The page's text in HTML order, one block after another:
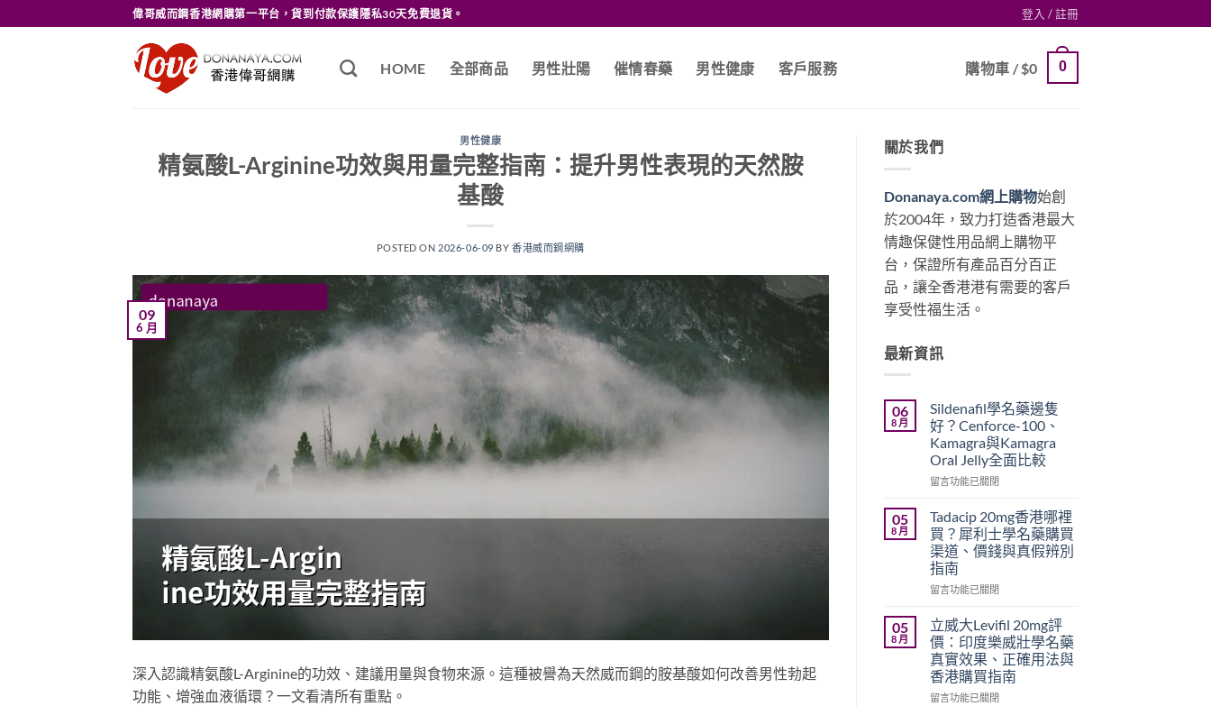
to
偉哥威而鋼香港網購第一平台，貨到付款保護隱私30天免費退貨。 登入 / 註冊
HOME 全部商品 男性壯陽 催情春藥 男性健康 客戶服務 購物車 /$0 0
男性健康
精氨酸L-Arginine功效與用量完整指南：提升男性表現的天然胺
基酸
POSTED ON 2026-06-09 BY香港威而鋼網購
09
6 月
深入認識精氨酸L-Arginine的功效、建議用量與食物來源。這種被譽為天然威而鋼的胺基酸如何改善男性勃起
功能、增強血液循環？一文看清所有重點。
關於我們
Donanaya.com網上購物始創
於2004年，致力打造香港最大
情趣保健性用品網上購物平
台，保證所有產品百分百正
品，讓全香港港有需要的客戶
享受性福生活。
最新資訊
06
8 月
Sildenafil學名藥邊隻
好？Cenforce-100、
Kamagra與Kamagra
Oral Jelly全面比較
在
學
名
藥
邊
隻
好？
100、
Kamagra
與
Kamagra
Oral
Jelly
留言功能已關閉
05
8 月
Tadacip 20mg香港哪裡
買？犀利士學名藥購買
渠道、價錢與真假辨別
指南
在
20mg
香
港
哪
裡
買？
留言功能已關閉
05
8 月
立威大Levifil 20mg評
價：印度樂威壯學名藥
真實效果、正確用法與
香港購買指南
在
留言功能已關閉